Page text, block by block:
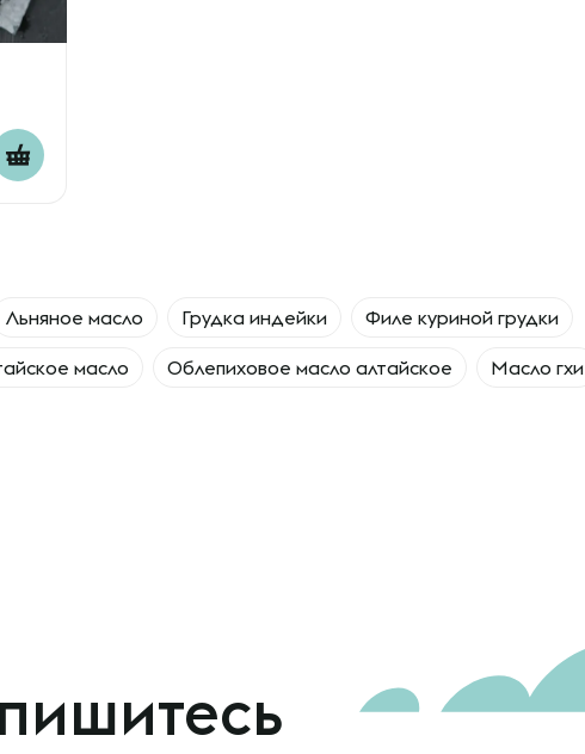
Льняное масло Грудка индейки Филе куриной грудки
масло Облепиховое масло алтайское Масло гхи